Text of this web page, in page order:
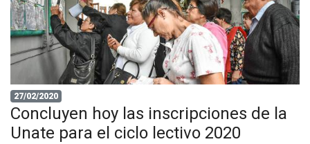
27/02/2020
Concluyen hoy las inscripciones de la
Unate para el ciclo lectivo 2020